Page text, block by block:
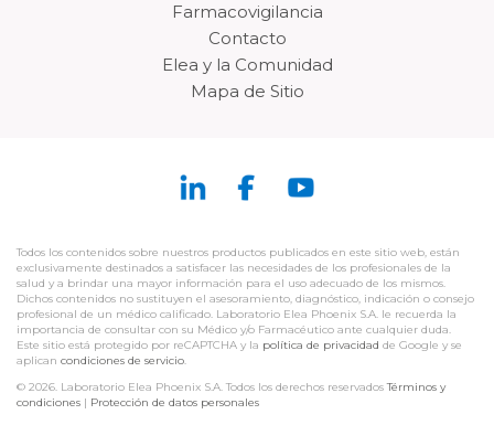
Farmacovigilancia
Contacto
Elea y la Comunidad
Mapa de Sitio
Todos los contenidos sobre nuestros productos publicados en este sitio web, están
exclusivamente destinados a satisfacer las necesidades de los profesionales de la
salud y a brindar una mayor información para el uso adecuado de los mismos.
Dichos contenidos no sustituyen el asesoramiento, diagnóstico, indicación o consejo
profesional de un médico calificado. Laboratorio Elea Phoenix S.A. le recuerda la
importancia de consultar con su Médico y/o Farmacéutico ante cualquier duda.
Este sitio está protegido por reCAPTCHA y la política de privacidad de Google y se
aplican condiciones de servicio.
© 2026. Laboratorio Elea Phoenix S.A. Todos los derechos reservadosTérminos y
condiciones | Protección de datos personales